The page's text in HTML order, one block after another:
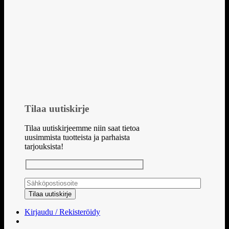
Tilaa uutiskirje
Tilaa uutiskirjeemme niin saat tietoa
uusimmista tuotteista ja parhaista
tarjouksista!
Kirjaudu / Rekisteröidy